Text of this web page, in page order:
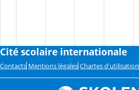
Cité scolaire internationale
Contacts Mentions légales Chartes d'utilisation